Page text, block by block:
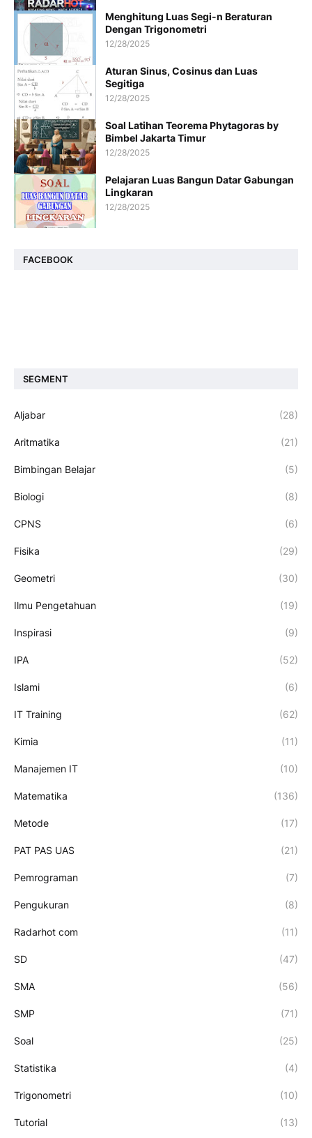
Menghitung Luas Segi-n Beraturan
Dengan Trigonometri
12/28/2025
Aturan Sinus, Cosinus dan Luas
Segitiga
12/28/2025
Soal Latihan Teorema Phytagoras by
Bimbel Jakarta Timur
12/28/2025
Pelajaran Luas Bangun Datar Gabungan
Lingkaran
12/28/2025
FACEBOOK
SEGMENT
Aljabar (28)
Aritmatika (21)
Bimbingan Belajar (5)
Biologi (8)
CPNS (6)
Fisika (29)
Geometri (30)
Ilmu Pengetahuan (19)
Inspirasi (9)
IPA (52)
Islami (6)
IT Training (62)
Kimia (11)
Manajemen IT (10)
Matematika (136)
Metode (17)
PAT PAS UAS (21)
Pemrograman (7)
Pengukuran (8)
Radarhot com (11)
SD (47)
SMA (56)
SMP (71)
Soal (25)
Statistika (4)
Trigonometri (10)
Tutorial (13)